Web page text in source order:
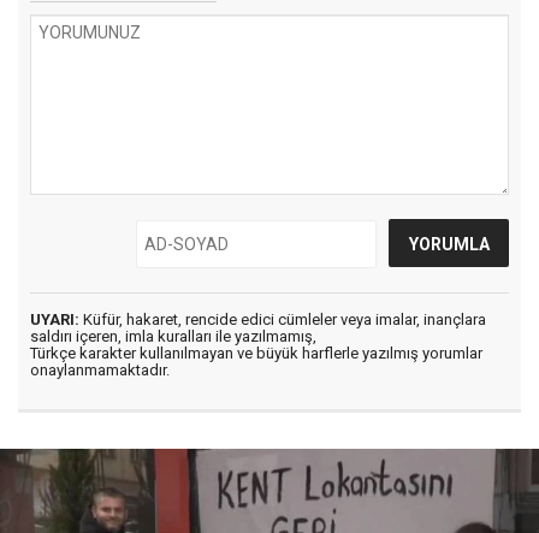
UYARI: Küfür, hakaret, rencide edici cümleler veya imalar, inançlara
saldırı içeren, imla kuralları ile yazılmamış,
Türkçe karakter kullanılmayan ve büyük harflerle yazılmış yorumlar
onaylanmamaktadır.